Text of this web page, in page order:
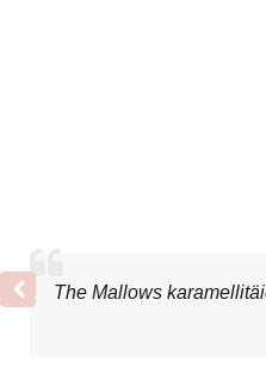
The Mallows